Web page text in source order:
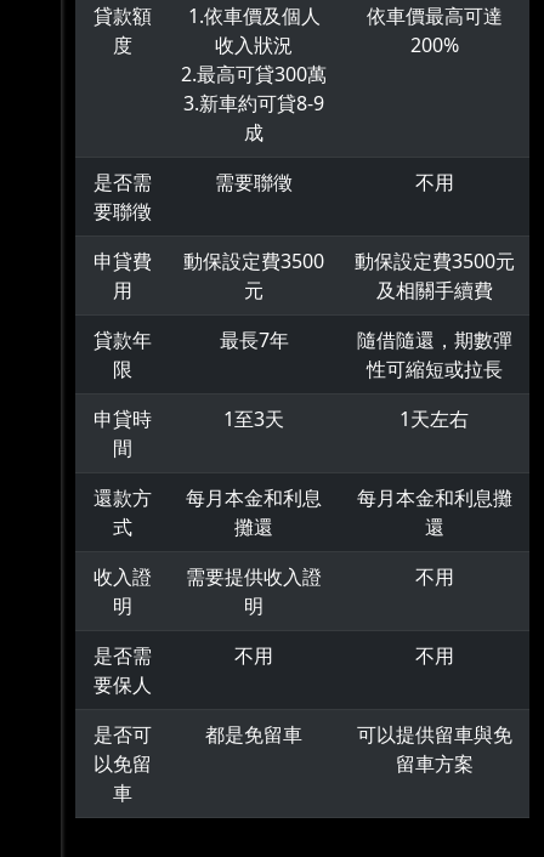
貸款額
度
1.依車價及個人
收入狀況
2.最高可貸300萬
3.新車約可貸8-9
成
依車價最高可達
200%
是否需
要聯徵
需要聯徵 不用
申貸費
用
動保設定費3500
元
動保設定費3500元
及相關手續費
貸款年
限
最長7年
隨借隨還，期數彈
性可縮短或拉長
申貸時
間
1至3天 1天左右
還款方
式
每月本金和利息
攤還
每月本金和利息攤
還
收入證
明
需要提供收入證
明
不用
是否需
要保人
不用 不用
是否可
以免留
車
都是免留車
可以提供留車與免
留車方案